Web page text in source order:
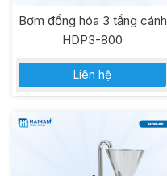
Bơm đồng hóa 3 tầng cánh
HDP3-800
Liên hệ